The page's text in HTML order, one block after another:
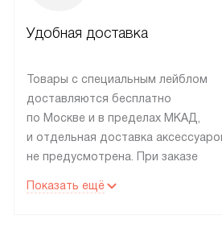
Удобная доставка
Товары с специальным лейблом
доставляются бесплатно
по Москве и в пределах МКАД,
и отдельная доставка
не предусмотрена. При заказе
рекомендуем обсудить
Показать ещё